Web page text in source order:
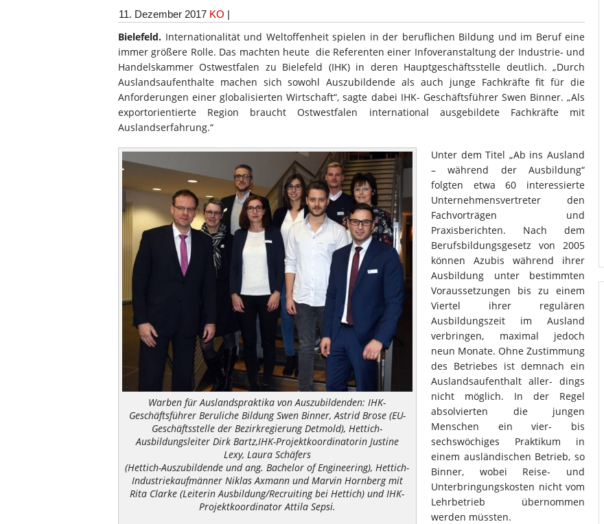
11. Dezember 2017 KO |
Bielefeld. Internationalität und Weltoffenheit spielen in der beruflichen Bildung und im Beruf eine
immer größere Rolle. Das machten heute die Referenten einer Infoveranstaltung der Industrie- und
Handelskammer Ostwestfalen zu Bielefeld (IHK) in deren Hauptgeschäftsstelle deutlich. „Durch
Auslandsaufenthalte machen sich sowohl Auszubildende als auch junge Fachkräfte fit für die
Anforderungen einer globalisierten Wirtschaft“, sagte dabei IHK- Geschäftsführer Swen Binner. „Als
exportorientierte Region braucht Ostwestfalen international ausgebildete Fachkräfte mit
Auslandserfahrung.“
Warben für Auslandspraktika von Auszubildenden: IHK-
Geschäftsführer Beruliche Bildung Swen Binner, Astrid Brose (EU-
Geschäftsstelle der Bezirkregierung Detmold), Hettich-
Ausbildungsleiter Dirk Bartz,IHK-Projektkoordinatorin Justine
Lexy, Laura Schäfers
(Hettich-Auszubildende und ang. Bachelor of Engineering), Hettich-
Industriekaufmänner Niklas Axmann und Marvin Hornberg mit
Rita Clarke (Leiterin Ausbildung/Recruiting bei Hettich) und IHK-
Projektkoordinator Attila Sepsi.
Unter dem Titel „Ab ins Ausland
– während der Ausbildung“
folgten etwa 60 interessierte
Unternehmensvertreter den
Fachvorträgen und
Praxisberichten. Nach dem
Berufsbildungsgesetz von 2005
können Azubis während ihrer
Ausbildung unter bestimmten
Voraussetzungen bis zu einem
Viertel ihrer regulären
Ausbildungszeit im Ausland
verbringen, maximal jedoch
neun Monate. Ohne Zustimmung
des Betriebes ist demnach ein
Auslandsaufenthalt aller- dings
nicht möglich. In der Regel
absolvierten die jungen
Menschen ein vier- bis
sechswöchiges Praktikum in
einem ausländischen Betrieb, so
Binner, wobei Reise- und
Unterbringungskosten nicht vom
Lehrbetrieb übernommen
werden müssten.